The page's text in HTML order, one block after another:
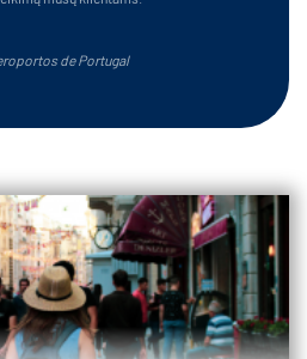
de Portugal